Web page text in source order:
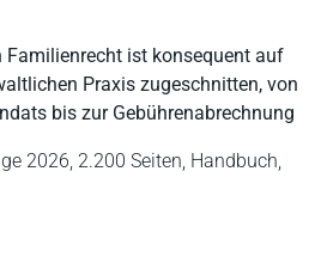
Familienrecht ist konsequent auf
Praxis zugeschnitten, von
bis zur Gebührenabrechnung
2026, 2.200 Seiten, Handbuch,